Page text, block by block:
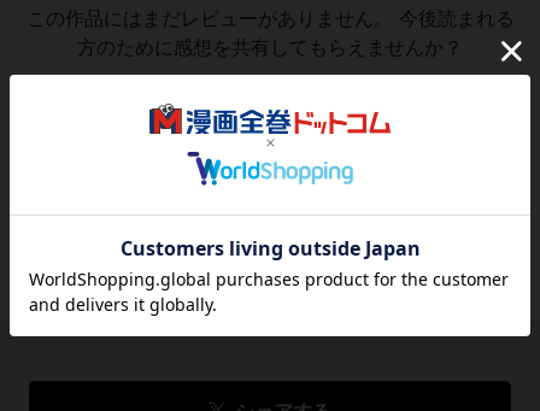
この作品にはまだレビューがありません。 今後読まれる
方のために感想を共有してもらえませんか？
レビューを書く
4,752
品切れ